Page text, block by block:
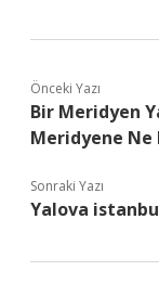
Önceki Yazı
Bir Meridyen
Meridyene Ne
Sonraki Yazı
Yalova